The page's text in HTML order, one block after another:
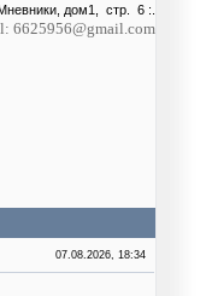
дом1, стр. 6 :.
6625956@gmail.com
07.08.2026, 18:34